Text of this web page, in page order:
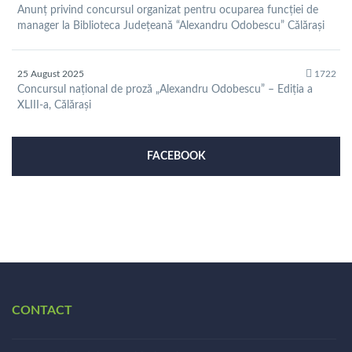
Anunț privind concursul organizat pentru ocuparea funcției de
manager la Biblioteca Județeană “Alexandru Odobescu” Călărași
25 August 2025 1722
Concursul național de proză „Alexandru Odobescu” – Ediția a
XLIII-a, Călărași
FACEBOOK
CONTACT